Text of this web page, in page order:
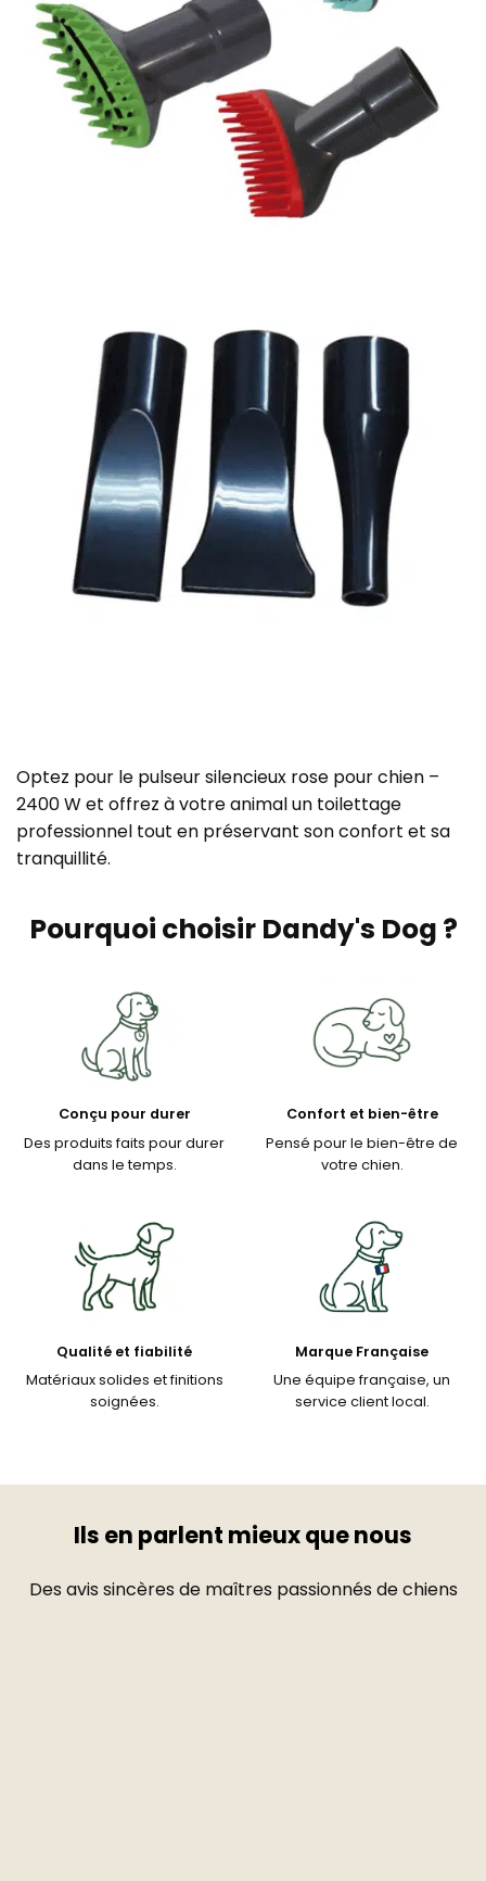
Optez pour le pulseur silencieux rose pour chien –
2400 W et offrez à votre animal un toilettage
professionnel tout en préservant son confort et sa
tranquillité.
Pourquoi choisir Dandy's Dog ?
Conçu pour durer
Des produits faits pour durer
dans le temps.
Confort et bien-être
Pensé pour le bien-être de
votre chien.
Qualité et fiabilité
Matériaux solides et finitions
soignées.
Marque Française
Une équipe française, un
service client local.
Ils en parlent mieux que nous
Des avis sincères de maîtres passionnés de chiens